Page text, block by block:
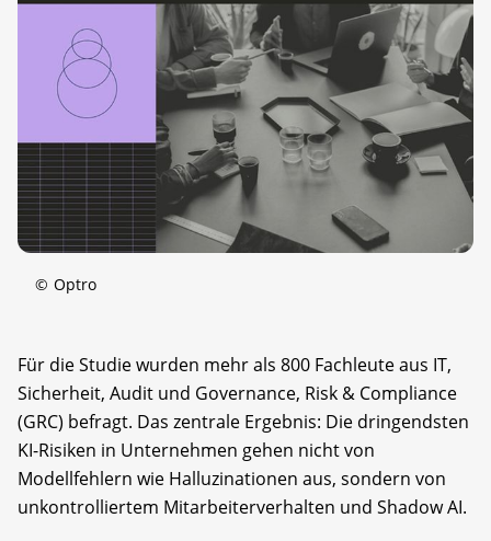
© Optro
Für die Studie wurden mehr als 800 Fachleute aus IT,
Sicherheit, Audit und Governance, Risk & Compliance
(GRC) befragt. Das zentrale Ergebnis: Die dringendsten
KI-Risiken in Unternehmen gehen nicht von
Modellfehlern wie Halluzinationen aus, sondern von
unkontrolliertem Mitarbeiterverhalten und Shadow AI.